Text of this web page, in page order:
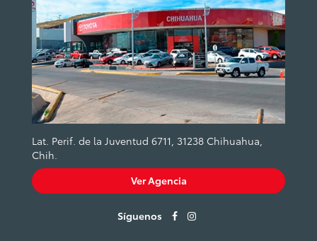
Lat. Perif. de la Juventud 6711, 31238 Chihuahua,
Chih.
Ver Agencia
Síguenos